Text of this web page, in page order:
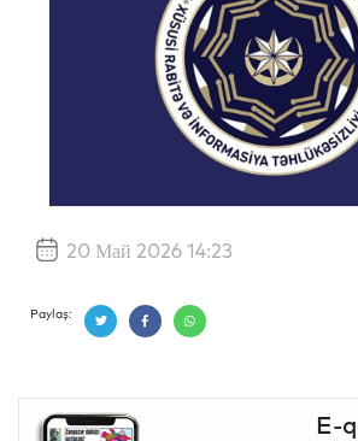
20 Май 2026 14:23
Paylaş:
E-